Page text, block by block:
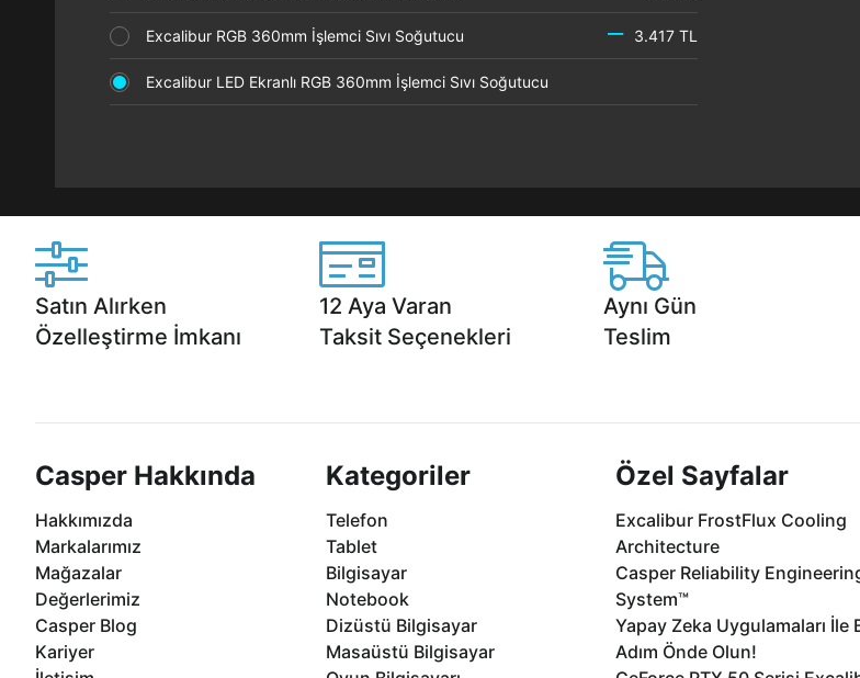
Excalibur RGB 360mm İşlemci Sıvı Soğutucu 3.417 TL
Excalibur LED Ekranlı RGB 360mm İşlemci Sıvı Soğutucu
Satın Alırken
Özelleştirme İmkanı
12 Aya Varan
Taksit Seçenekleri
Aynı Gün
Teslim
Casper Hakkında
Hakkımızda
Markalarımız
Mağazalar
Değerlerimiz
Casper Blog
Kariyer
Kategoriler
Telefon
Tablet
Bilgisayar
Notebook
Dizüstü Bilgisayar
Masaüstü Bilgisayar
Özel Sayfalar
Excalibur FrostFlux Cooling
Architecture
Casper Reliability
System™
Yapay Zeka Uygulamaları İle
Adım Önde Olun!